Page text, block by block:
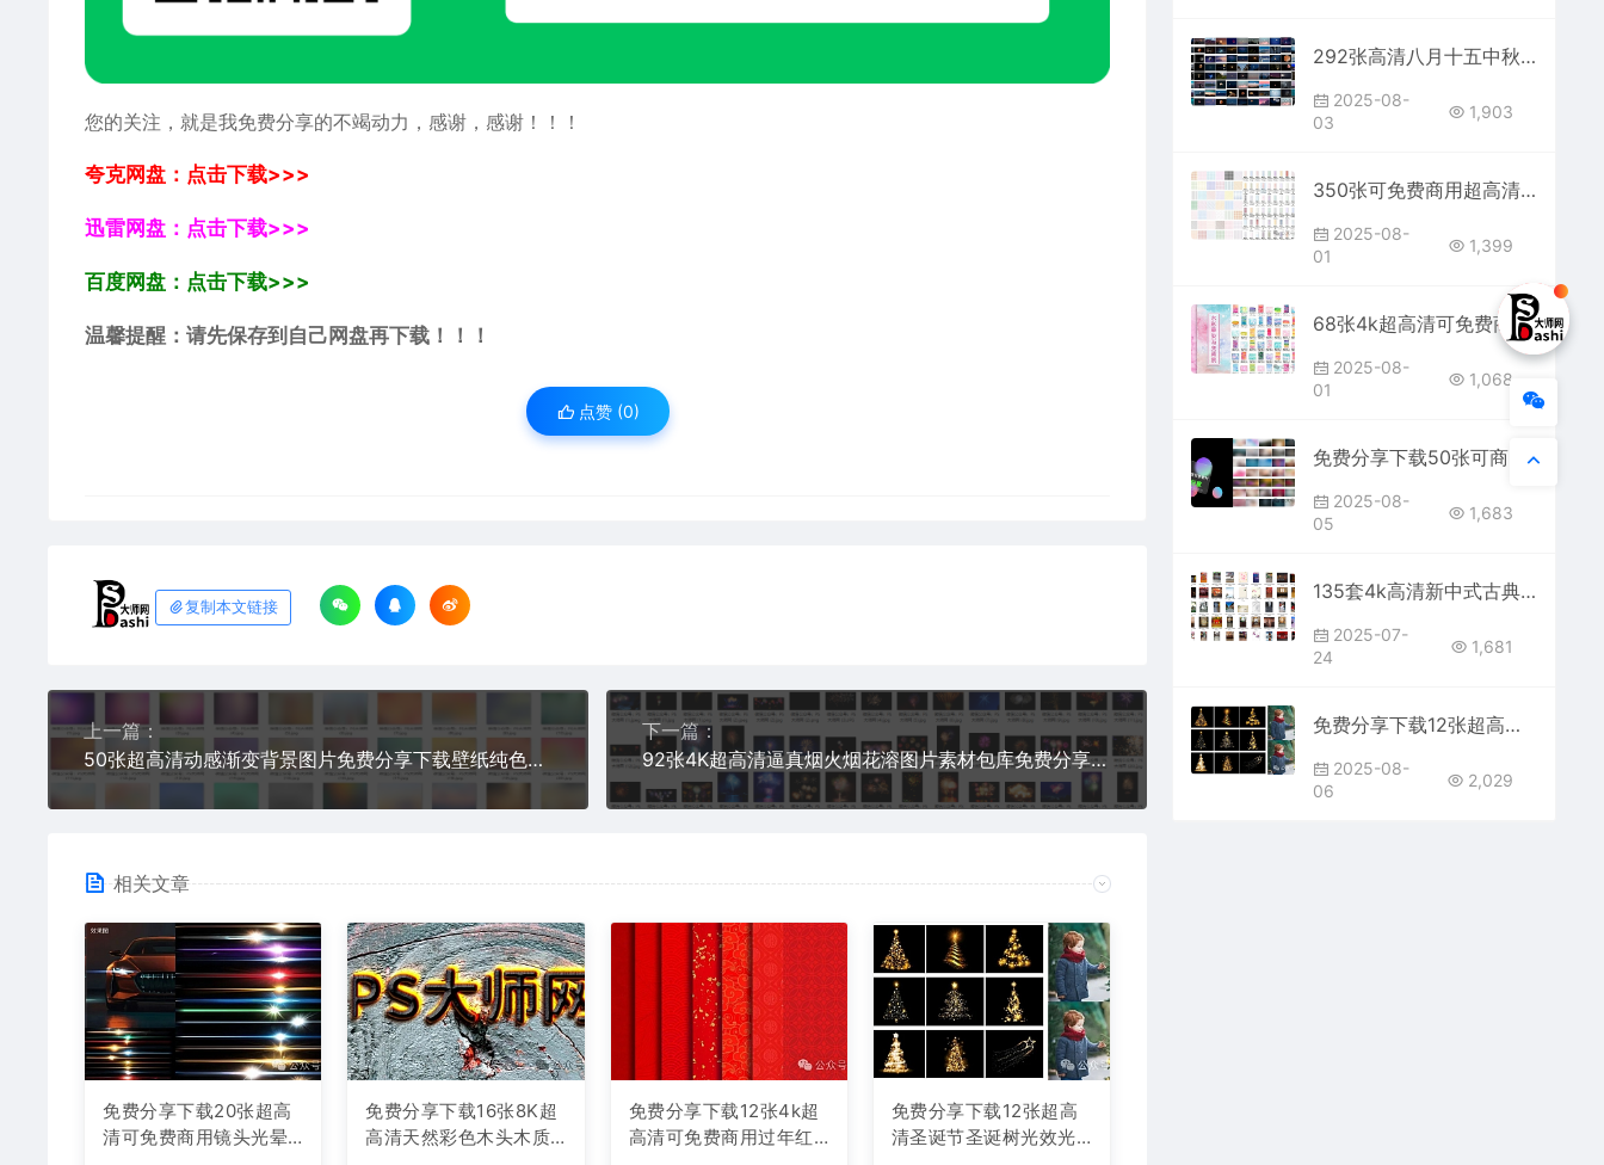
您的关注，就是我免费分享的不竭动力，感谢，感谢！！！
夸克网盘：点击下载>>>
迅雷网盘：点击下载>>>
百度网盘：点击下载>>>
温馨提醒：请先保存到自己网盘再下载！！！
点赞 (0)
复制本文链接
上一篇：
50张超高清动感渐变背景图片免费分享下载壁纸纯色系全屏电商平面设计师干净简单简约朋友圈聊天PS贴图卡纸素材包预设图案制作网站卡纸
下一篇：
92张4K超高清逼真烟火烟花溶图片素材包库免费分享下载PS特效果预设插件大全电商美工设计师PHOTOSHOP网站自取背景叠加贴图
相关文章
免费分享下载20张超高
清可免费商用镜头光晕
免费分享下载16张8K超
高清天然彩色木头木质
免费分享下载12张4k超
高清可免费商用过年红
免费分享下载12张超高
清圣诞节圣诞树光效光
292张高清八月十五中秋节圆月满月月亮照片素材免费分享下载PS大师网电商平面设计师朋友圈公司企业宣传库包合集背景超级大图夜空壁纸
2025-08-
03
1,903
350张可免费商用超高清清新格子斜纹背景图片素材图案壁纸印花底纹底图免费分享下载PS电商设计师软萌甜ins简约PS大师网打包合集
2025-08-
01
1,399
68张4k超高清可免费商用水彩晕染渲染背景图片免费分享下载素材PS大师网电商设计师宣传底图渐变ipad画笔壁纸JPG绘画合集大全
2025-08-
01
1,068
免费分享下载50张可商用超高清半透明磨砂毛玻璃效果背景图片素材PS大师网照片库包壁纸平面设计海报模板样机ui图标ppt贴图卡片
2025-08-
05
1,683
135套4k高清新中式古典背景图片大全ps贴纸红色古风中国风复古KT板壁纸免费分享下载打包艺术朋友圈手机传统文化无水印合集素材
2025-07-
24
1,681
免费分享下载12张超高清圣诞节圣诞树光效光影叠层溶图PS摄影后期效果图片素材海报宣传模板公司朋友圈平面设计JPG写真特效装饰场景
2025-08-
06
2,029